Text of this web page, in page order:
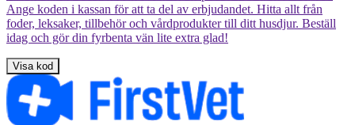
sover
med
slutna
ögon
i
en
fluffig
ljusgrå
hundbädd
Ange koden i kassan för att ta del av erbjudandet. Hitta allt från
foder, leksaker, tillbehör och vårdprodukter till ditt husdjur. Beställ
idag och gör din fyrbenta vän lite extra glad!
Visa kod